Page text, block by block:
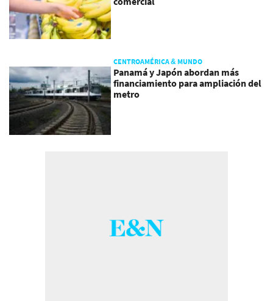
CENTROAMÉRICA & MUNDO
Panamá y Japón abordan más
financiamiento para ampliación del
metro